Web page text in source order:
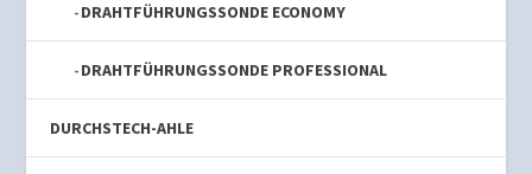
DRAHTFÜHRUNGSSONDE ECONOMY
DRAHTFÜHRUNGSSONDE PROFESSIONAL
DURCHSTECH-AHLE